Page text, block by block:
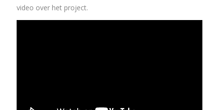
video over het project.